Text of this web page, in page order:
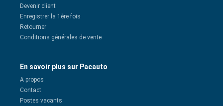
Devenir client
Enregistrer la 1ère fois
Retourner
Conditions générales de vente
En savoir plus sur Pacauto
A propos
Contact
Postes vacants